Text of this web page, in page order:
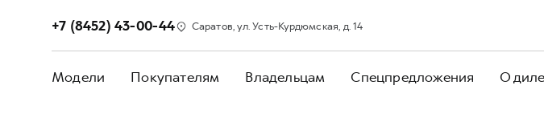
+7 (8452) 43-00-44 Саратов, ул. Усть-Курдюмская, д. 14
Модели Покупателям Владельцам Спецпредложения О